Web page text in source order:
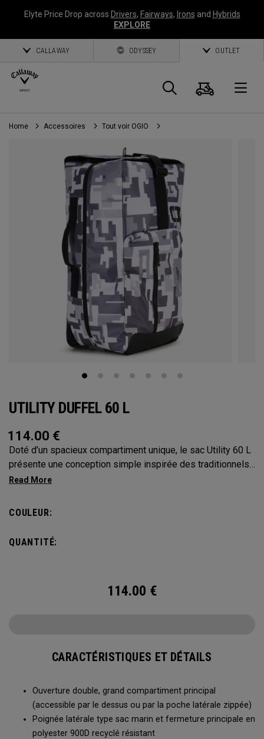
Elyte Price Drop across Drivers, Fairways, Irons and Hybrids
EXPLORE
CALLAWAY ODYSSEY OUTLET
Panier
Home Accessoires Tout voir OGIO
UTILITY DUFFEL 60 L
114.00 €
Doté d’un spacieux compartiment unique, le sac Utility 60 L
présente une conception simple inspirée des traditionnels
sacs marins militaires. Avec sa capacité de 60 L, le format
polyvalent. Il est assez grand pour vous accompagner dans
vos déplacements. Que vous partiez sur une longue
randonnée, une sortie de plongée ou pour ranger votre
COULEUR:
QUANTITÉ:
114.00 €
CARACTÉRISTIQUES ET DÉTAILS
Ouverture double, grand compartiment principal
(accessible par le dessus ou par la poche latérale zippée)
Poignée latérale type sac marin et fermeture principale en
polyester 900D recyclé résistant